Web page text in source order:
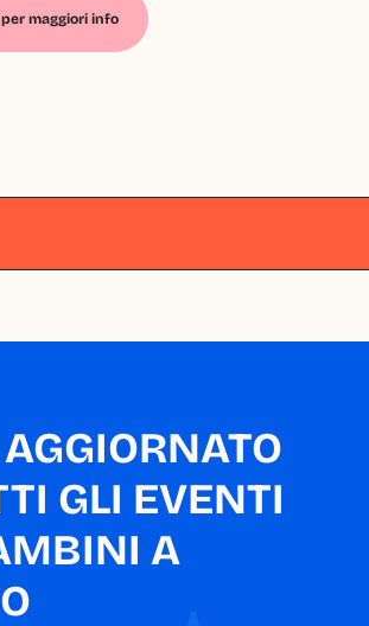
maggiori info
GLI EVENTI
A